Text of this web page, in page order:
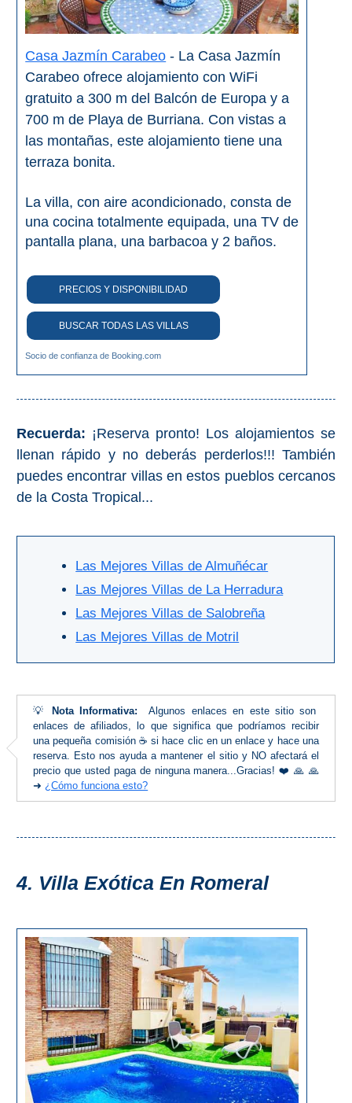
El Torcal de Antequera
Parqe AquaTropic
LOS
MEJORES
LUGARES
ALOJARSE
Top Hoteles
Hostals
Apartmentos
Campings
ALOJAMIENTOS
GRANADA
Hoteles con Piscina
PLANIFIQUE
SU
Coches
Mapas
RECOMENDACIONES
DE
VIAJE
Casa Jazmín Carabeo - La Casa Jazmín
Carabeo ofrece alojamiento con WiFi
gratuito a 300 m del Balcón de Europa y a
700 m de Playa de Burriana. Con vistas a
las montañas, este alojamiento tiene una
terraza bonita.
La villa, con aire acondicionado, consta de
una cocina totalmente equipada, una TV de
pantalla plana, una barbacoa y 2 baños.
PRECIOS Y DISPONIBILIDAD
BUSCAR TODAS LAS VILLAS
Socio de confianza de Booking.com
Recuerda: ¡Reserva pronto! Los alojamientos se
llenan rápido y no deberás perderlos!!! También
puedes encontrar villas en estos pueblos cercanos
de la Costa Tropical...
Las Mejores Villas de Almuñécar
Las Mejores Villas de La Herradura
Las Mejores Villas de Salobreña
Las Mejores Villas de Motril
💡 Nota Informativa: Algunos enlaces en este sitio son
enlaces de afiliados, lo que significa que podríamos recibir
una pequeña comisión ☕ si hace clic en un enlace y hace una
reserva. Esto nos ayuda a mantener el sitio y NO afectará el
precio que usted paga de ninguna manera...Gracias! ❤️ 🙏 🙏
➜¿Cómo funciona esto?
4. Villa Exótica En Romeral